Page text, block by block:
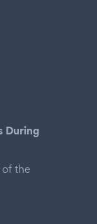
During
the